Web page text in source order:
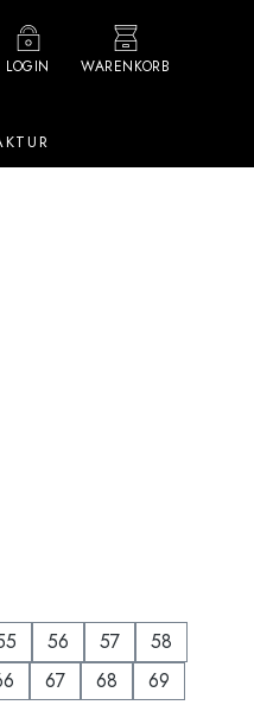
hast 0 Produkte auf dem
LOGIN WARENKORB
56 57
58
67 68
69